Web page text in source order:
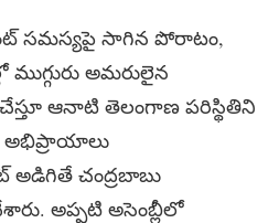
సమస్యపై సాగిన పోరాటం,
అమరులైన
ఆనాటి తెలంగాణ పరిస్థితిని
అడిగితే చంద్రబాబు
అప్పటి అసెంబ్లీలో